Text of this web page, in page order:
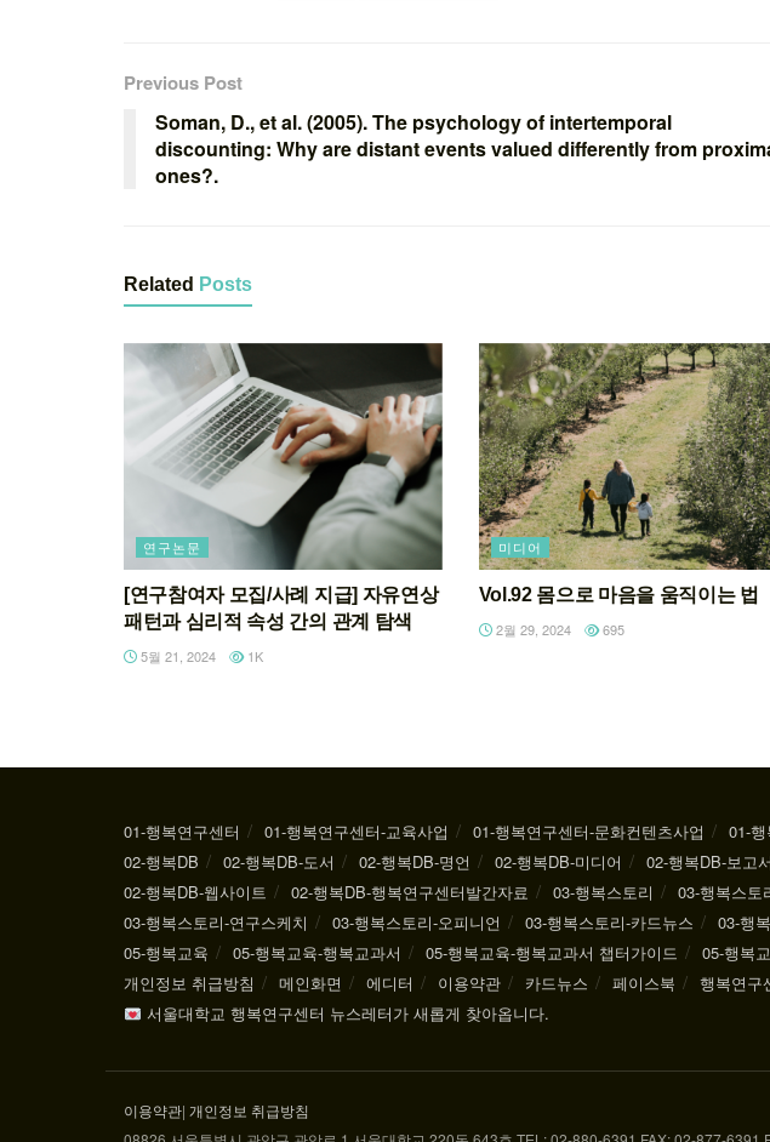
Previous Post
Soman, D., et al. (2005). The psychology of intertemporal
discounting: Why are distant events valued differently from
ones?.
Related Posts
연구논문
[연구참여자 모집/사례 지급] 자유연상
패턴과 심리적 속성 간의 관계 탐색
5월 21, 2024 1K
미디어
Vol.92 몸으로 마음을 움직이는 법
2월 29, 2024 695
01-행복연구센터 01-행복연구센터-교육사업 01-행복연구센터-문화컨텐츠사업 01-
02-행복DB
02-행복DB-도서 02-행복DB-명언 02-행복DB-미디어 02-행복DB-보고서
02-행복DB-웹사이트
02-행복DB-행복연구센터발간자료 03-행복스토리 03-행복스토
03-행복스토리-연구스케치
03-행복스토리-오피니언 03-행복스토리-카드뉴스 03-행
05-행복교육
05-행복교육-행복교과서 05-행복교육-행복교과서 챕터가이드 05-행복
개인정보 취급방침
메인화면 에디터 이용약관 카드뉴스 페이스북 행복연구
서울대학교 행복연구센터 뉴스레터가 새롭게 찾아옵니다.
이용약관| 개인정보 취급방침